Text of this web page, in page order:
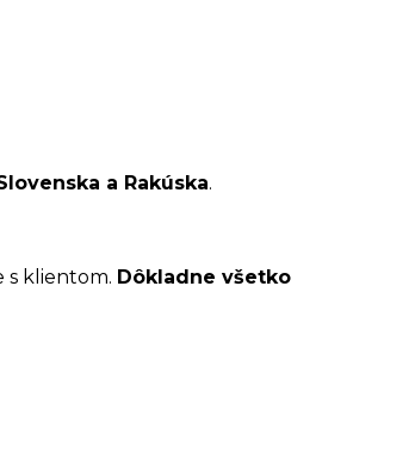
a Rakúska.
s klientom. Dôkladne všetko